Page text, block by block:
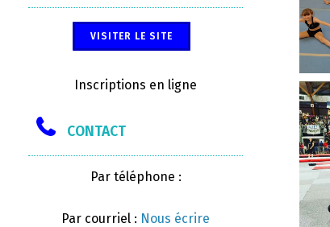
VISITER LE SITE
Inscriptions en ligne
CONTACT
Par téléphone :
Par courriel : Nous écrire